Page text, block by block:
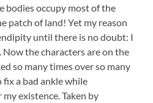
bodies occupy most of the
patch of land! Yet my reason
until there is no doubt: I
the characters are on the
so many times over so many
fix a bad ankle while
existence. Taken by